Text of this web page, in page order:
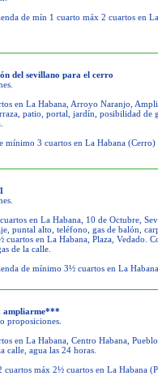
de mín 1 cuarto máx 2 cuartos en
del sevillano para el cerro
en La Habana, Arroyo Naranjo,
patio, portal, jardín, posibilidad de
mínimo 3 cuartos en La Habana (Cerro)
en La Habana, 10 de Octubre,
puntal alto, teléfono, gas de balón,
en La Habana, Plaza, Vedado.
de la calle.
de mínimo 3½ cuartos en La
ampliarme***
proposiciones.
en La Habana, Centro Habana,
calle, agua las 24 horas.
máx 2½ cuartos en La Habana